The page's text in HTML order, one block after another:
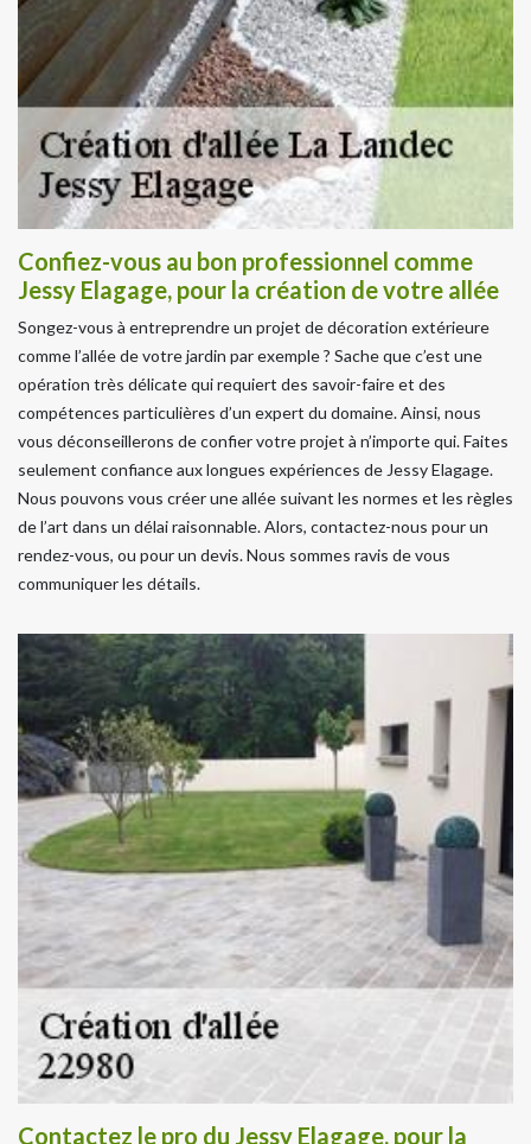
Confiez-vous au bon professionnel comme
Jessy Elagage, pour la création de votre allée
Songez-vous à entreprendre un projet de décoration extérieure
comme l’allée de votre jardin par exemple ? Sache que c’est une
opération très délicate qui requiert des savoir-faire et des
compétences particulières d’un expert du domaine. Ainsi, nous
vous déconseillerons de confier votre projet à n’importe qui. Faites
seulement confiance aux longues expériences de Jessy Elagage.
Nous pouvons vous créer une allée suivant les normes et les règles
de l’art dans un délai raisonnable. Alors, contactez-nous pour un
rendez-vous, ou pour un devis. Nous sommes ravis de vous
communiquer les détails.
Contactez le pro du Jessy Elagage, pour la